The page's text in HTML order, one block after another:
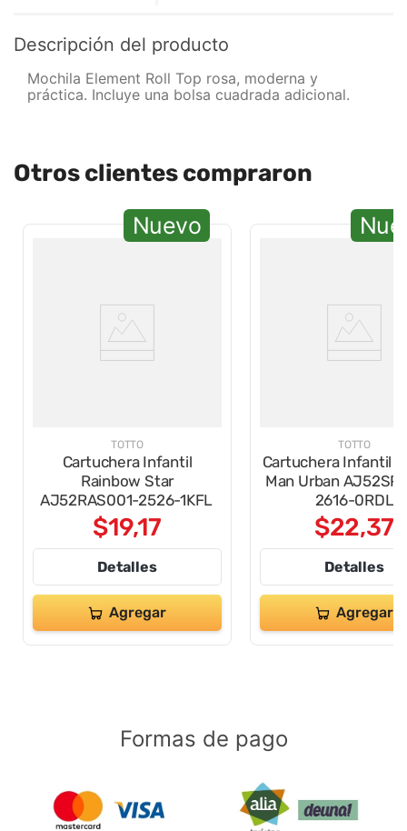
Descripción del producto
Mochila Element Roll Top rosa, moderna y
práctica. Incluye una bolsa cuadrada adicional.
Otros clientes compraron
Nuevo
TOTTO
Cartuchera Infantil
Rainbow Star
AJ52RAS001-2526-1KFL
$19,17
Detalles
Agregar
TOTTO
Cartuchera Infantil
Man Urban
2616-0RDL
$22,37
Detalles
Agregar
Formas de pago